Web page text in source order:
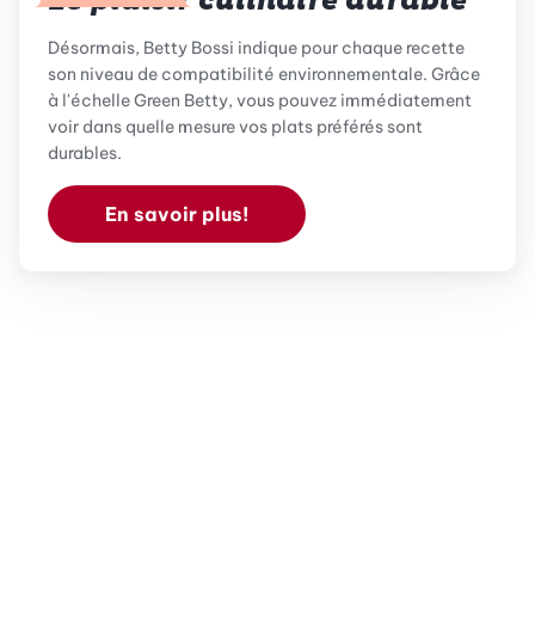
Désormais, Betty Bossi indique pour chaque recette
son niveau de compatibilité environnementale. Grâce
à l'échelle Green Betty, vous pouvez immédiatement
voir dans quelle mesure vos plats préférés sont
durables.
En savoir plus!